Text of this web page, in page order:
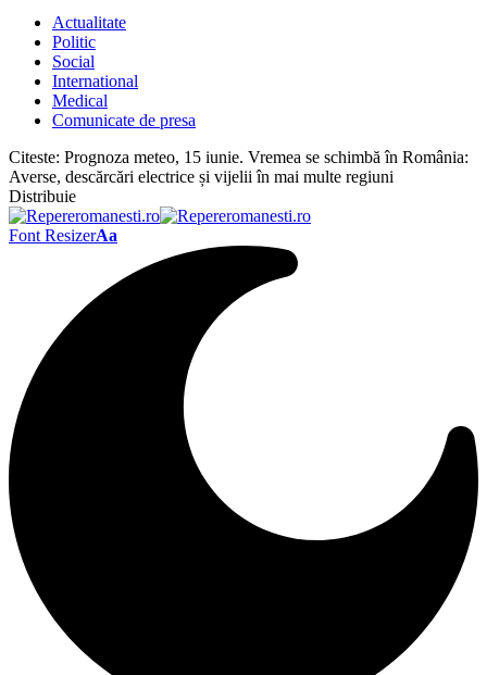
Actualitate
Politic
Social
International
Medical
Comunicate de presa
Citeste: Prognoza meteo, 15 iunie. Vremea se schimbă în România:
Averse, descărcări electrice și vijelii în mai multe regiuni
Distribuie
Font ResizerAa